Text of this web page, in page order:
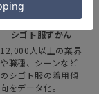
みんなの
シゴト服ずかん
12,000人以上の業界
や職種、シーンなど
のシゴト服の着用傾
向をデータ化。